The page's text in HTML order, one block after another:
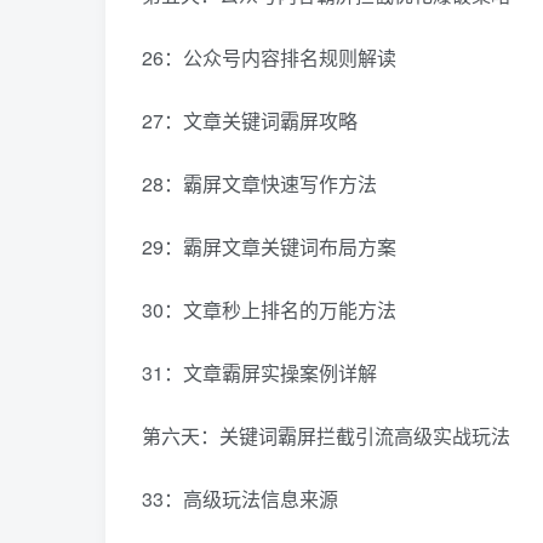
26：公众号内容排名规则解读
27：文章关键词霸屏攻略
28：霸屏文章快速写作方法
29：霸屏文章关键词布局方案
30：文章秒上排名的万能方法
31：文章霸屏实操案例详解
第六天：关键词霸屏拦截引流高级实战玩法
33：高级玩法信息来源